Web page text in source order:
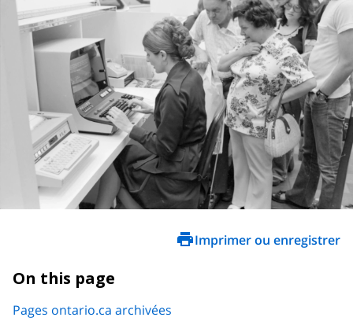
Imprimer ou enregistrer
On this page
Pages ontario.ca archivées